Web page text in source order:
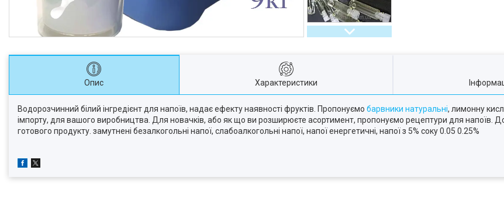
Опис Характеристики
Водорозчинний білий інгредієнт для напоїв, надає ефекту наявності фруктів. Пропонуємо барвники натуральні, лимонну
імпорту, для вашого виробництва. Для новачків, або як що ви розширюєте асортимент, пропонуємо рецептури для напоїв.
готового продукту. замутнені безалкогольні напої, слабоалкогольні напої, напої енергетичні, напої з 5% соку 0.05 0.25%